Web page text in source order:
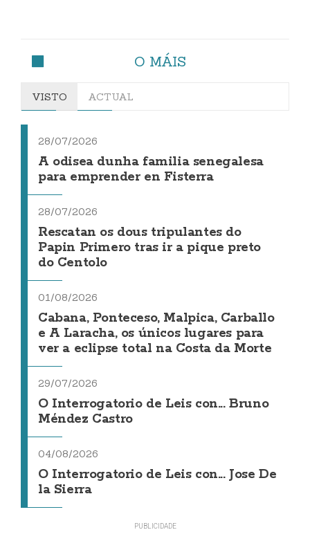
O MÁIS
VISTO ACTUAL
28/07/2026
A odisea dunha familia senegalesa
para emprender en Fisterra
28/07/2026
Rescatan os dous tripulantes do
Papin Primero tras ir a pique preto
do Centolo
01/08/2026
Cabana, Ponteceso, Malpica, Carballo
e A Laracha, os únicos lugares para
ver a eclipse total na Costa da Morte
29/07/2026
O Interrogatorio de Leis con... Bruno
Méndez Castro
04/08/2026
O Interrogatorio de Leis con... Jose De
la Sierra